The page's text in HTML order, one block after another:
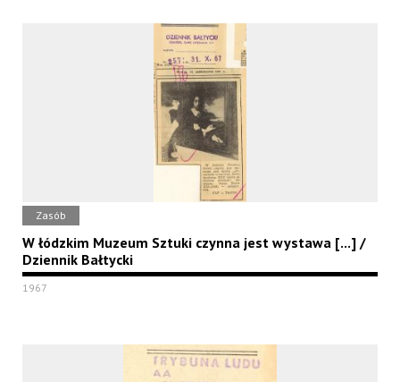
Zasób
W łódzkim Muzeum Sztuki czynna jest wystawa [...] /
Dziennik Bałtycki
1967